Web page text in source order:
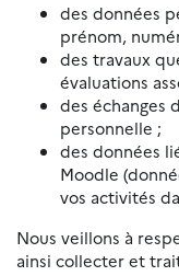
des données
prénom,
des travaux
évaluations
des échanges
personnelle ;
des données
Moodle
vos activités
Nous veillons à
ainsi collecter et